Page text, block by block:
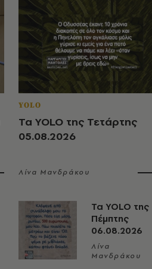
YOLO
Τα YOLO της Τετάρτης
05.08.2026
Λίνα Μανδράκου
Τα YOLO της
Πέμπτης
06.08.2026
Λίνα
Μανδράκου